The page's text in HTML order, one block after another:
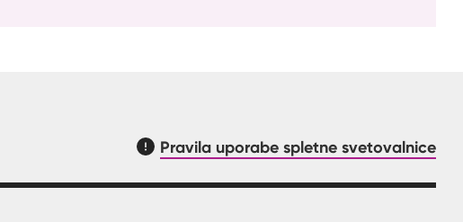
Pravila uporabe spletne svetovalnice